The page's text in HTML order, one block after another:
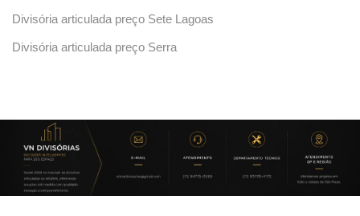
Divisória articulada preço Sete Lagoas
Divisória articulada preço Serra